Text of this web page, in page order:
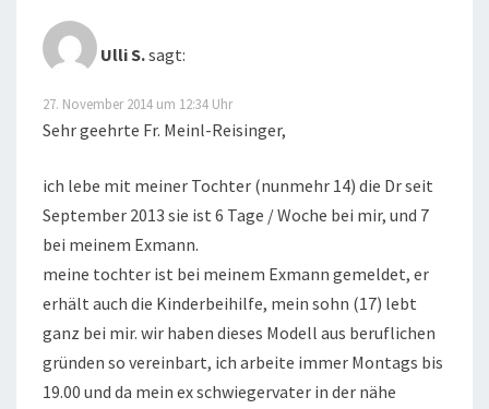
Ulli S.sagt:
27. November 2014 um 12:34 Uhr
Sehr geehrte Fr. Meinl-Reisinger,
ich lebe mit meiner Tochter (nunmehr 14) die Dr seit
September 2013 sie ist 6 Tage / Woche bei mir, und 7
bei meinem Exmann.
meine tochter ist bei meinem Exmann gemeldet, er
erhält auch die Kinderbeihilfe, mein sohn (17) lebt
ganz bei mir. wir haben dieses Modell aus beruflichen
gründen so vereinbart, ich arbeite immer Montags bis
19.00 und da mein ex schwiegervater in der nähe